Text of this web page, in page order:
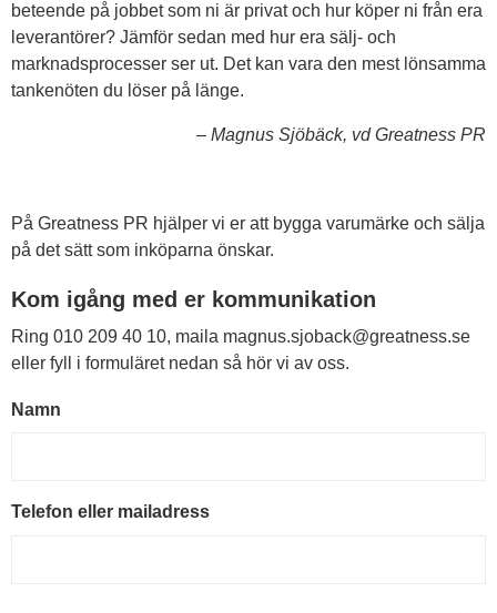
beteende på jobbet som ni är privat och hur köper ni från era
leverantörer? Jämför sedan med hur era sälj- och
marknadsprocesser ser ut. Det kan vara den mest lönsamma
tankenöten du löser på länge.
– Magnus Sjöbäck, vd Greatness PR
På Greatness PR hjälper vi er att bygga varumärke och sälja
på det sätt som inköparna önskar.
Kom igång med er kommunikation
Ring 010 209 40 10, maila magnus.sjoback@greatness.se
eller fyll i formuläret nedan så hör vi av oss.
Namn
Telefon eller mailadress